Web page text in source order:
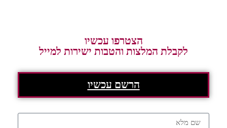
הצטרפו עכשיו
לקבלת המלצות והטבות ישירות למייל
הרשם עכשיו